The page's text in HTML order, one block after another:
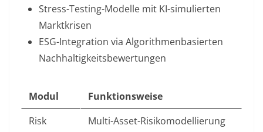
Stress-Testing-Modelle mit KI-simulierten
Marktkrisen
ESG-Integration via Algorithmenbasierten
Nachhaltigkeitsbewertungen
Modul
Funktionsweise
Risk
Multi-Asset-Risikomodellierung